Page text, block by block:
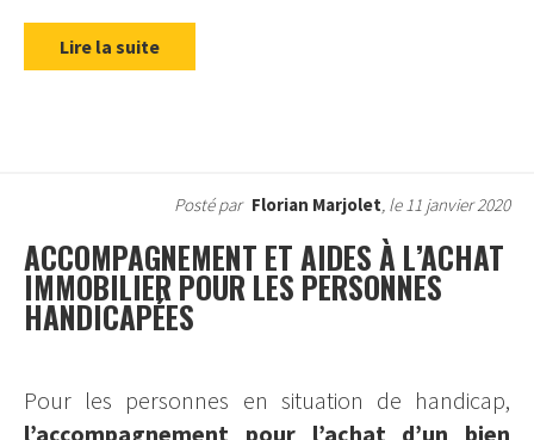
Lire la suite
Posté par Florian Marjolet, le 11 janvier 2020
ACCOMPAGNEMENT ET AIDES À L’ACHAT
IMMOBILIER POUR LES PERSONNES
HANDICAPÉES
Pour les personnes en situation de handicap,
l’accompagnement pour l’achat d’un bien